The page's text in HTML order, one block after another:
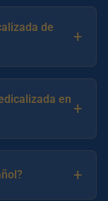
de
+
en
+
+